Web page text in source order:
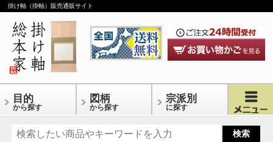
掛け軸（掛軸）販売通販サイト
目的
から探す
図柄
から探す
宗派別
に探す